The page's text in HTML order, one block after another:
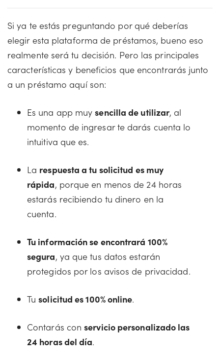
Si ya te estás preguntando por qué deberías
elegir esta plataforma de préstamos, bueno eso
realmente será tu decisión. Pero las principales
características y beneficios que encontrarás junto
a un préstamo aquí son:
Es una app muysencilla de utilizar, al
momento de ingresar te darás cuenta lo
intuitiva que es.
La respuesta a tu solicitud es muy
rápida, porque en menos de 24 horas
estarás recibiendo tu dinero en la
cuenta.
Tu información se encontrará 100%
segura, ya que tus datos estarán
protegidos por los avisos de privacidad.
Tusolicitud es 100% online.
Contarás conservicio personalizado las
24 horas del día.